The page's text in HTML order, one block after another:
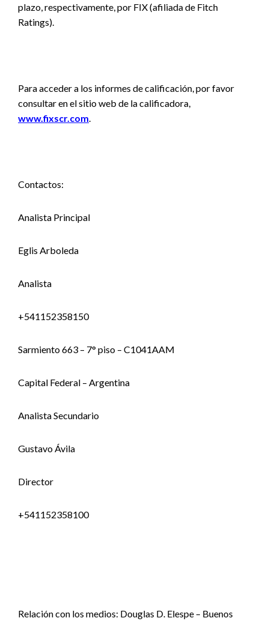
plazo, respectivamente, por FIX (afiliada de Fitch
Ratings).
Para acceder a los informes de calificación, por favor
consultar en el sitio web de la calificadora,
www.fixscr.com.
Contactos:
Analista Principal
Eglis Arboleda
Analista
+541152358150
Sarmiento 663 – 7° piso – C1041AAM
Capital Federal – Argentina
Analista Secundario
Gustavo Ávila
Director
+541152358100
Relación con los medios: Douglas D. Elespe – Buenos